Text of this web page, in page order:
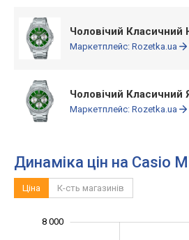
Чоловічий Класичний
Маркетплейс: Rozetka.ua
Чоловічий Класичний
Маркетплейс: Rozetka.ua
Динаміка цін на Casio
Ціна К-сть магазинів
8 000